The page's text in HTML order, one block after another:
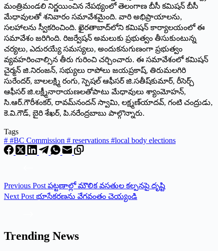
మంత్రిమండలి నిర్ణయించిన నేపథ్యంలో తెలంగాణ బీసీ కమిషన్‌ బీసీ
మేధావులతో శనివారం సమావేశమైంది. వారి అభిప్రాయాలను,
సలహాలను స్వీకరించింది. ఖైరతాబాద్‌లోని కమిషన్‌ కార్యాలయంలో ఈ
సమావేశం జరిగింది. రిజర్వేషన్‌ అమలుకు ప్రభుత్వం తీసుకుంటున్న
చర్యలు, ఎదురయ్యే సమస్యలు, అందుకనుగుణంగా ప్రభుత్వం
వ్యవహరించాల్సిన తీరు గురించి చర్చించారు. ఈ సమావేశంలో కమిషన్‌
చైర్మన్‌ జి.నిరంజన్‌, సభ్యులు రాపోలు జయప్రకాష్‌, తిరుమలగిరి
సురేందర్‌, బాలలక్ష్మి రంగు, స్పెషల్‌ ఆఫీసర్‌ జి.సతీష్‌కుమార్‌, రీసెర్చ్‌
ఆఫీసర్‌ జి.లక్ష్మీనారాయణలతోపాటు మేధావులు శ్యాంమోహన్‌,
సి.ఆర్‌.గౌరీశంకర్‌, రావమ్‌నందన్‌ స్వామి, లక్ష్మణ్‌యాదవ్‌, గంటి చంద్రుడు,
కె.వి.గౌడ్‌, బైరి శేఖర్‌, పి.నరేంద్రబాబు పాల్గొన్నారు.
Tags
# #BC Commission # reservations #local body elections
Previous Post పట్టణాల్లో మౌలిక వసతుల కల్పనపై దృష్టి
Next Post భూసేకరణను వేగవంతం చెయ్యండి
Trending News